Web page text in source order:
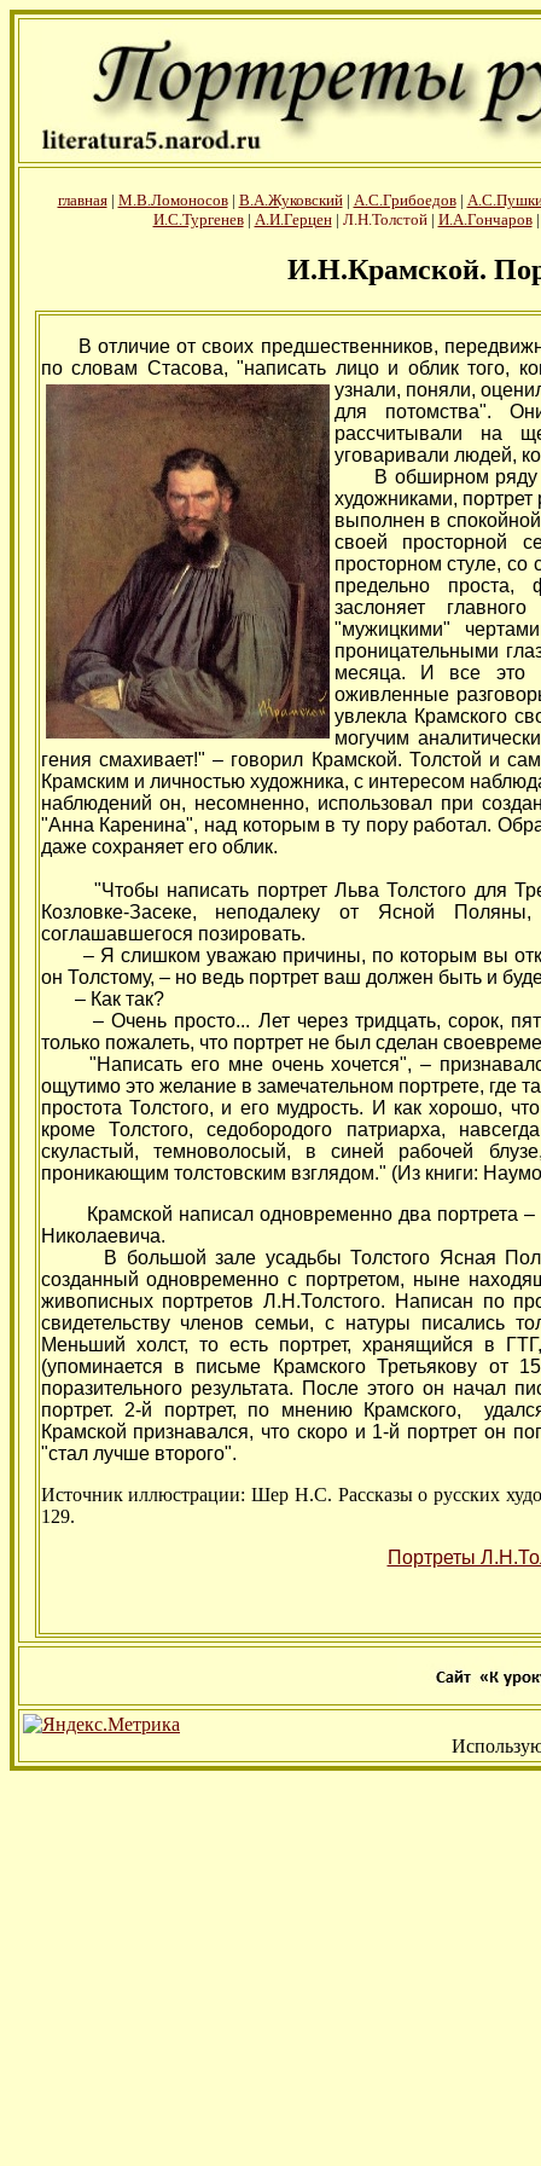
главная| М.В.Ломоносов| В.А.Жуковский| А.С.Грибоедов|
И.С.Тургенев| А.И.Герцен| Л.Н.Толстой| И.А.Гончаров
И.Н.Крамской.
В отличие от своих предшественников,
по словам Стасова, "написать лицо и облик того,
узнали, поняли,
для потомства".
рассчитывали на
уговаривали людей,
В обширном ряду
художниками,
выполнен в
своей просторной
просторном стуле,
предельно проста,
заслоняет
"мужицкими"
проницательными
месяца. И все это
оживленные
увлекла Крамского
могучим
гения смахивает!" – говорил Крамской. Толстой и
Крамским и личностью художника, с интересом
наблюдений он, несомненно, использовал при
"Анна Каренина", над которым в ту пору работал.
даже сохраняет его облик.
"Чтобы написать портрет Льва Толстого для
Козловке-Засеке, неподалеку от Ясной
соглашавшегося позировать.
– Я слишком уважаю причины, по которым вы
он Толстому, – но ведь портрет ваш должен быть и
– Как так?
– Очень просто... Лет через тридцать, сорок,
только пожалеть, что портрет не был сделан
"Написать его мне очень хочется", –
ощутимо это желание в замечательном портрете, где
простота Толстого, и его мудрость. И как хорошо,
кроме Толстого, седобородого патриарха,
скуластый, темноволосый, в синей рабочей
проникающим толстовским взглядом." (Из книги:
Крамской написал одновременно два портрета –
Николаевича.
В большой зале усадьбы Толстого Ясная
созданный одновременно с портретом, ныне
живописных портретов Л.Н.Толстого. Написан по
свидетельству членов семьи, с натуры писались
Меньший холст, то есть портрет, хранящийся в
(упоминается в письме Крамского Третьякову от
поразительного результата. После этого он начал
портрет. 2-й портрет, по мнению Крамского,
Крамской признавался, что скоро и 1-й портрет он
"стал лучше второго".
Источник иллюстрации: Шер Н.С. Рассказы о русских
129.
Портреты